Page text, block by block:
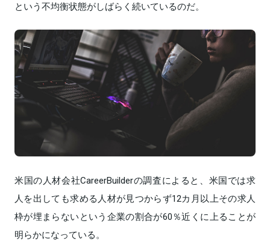
という不均衡状態がしばらく続いているのだ。
米国の人材会社CareerBuilderの調査によると、米国では求
人を出しても求める人材が見つからず12カ月以上その求人
枠が埋まらないという企業の割合が60％近くに上ることが
明らかになっている。